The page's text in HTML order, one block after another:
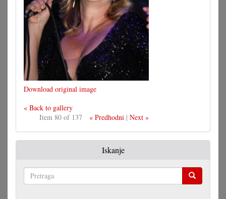
Download original image
« Back to gallery
Item 80 of 137
« Predhodni | Next »
Iskanje